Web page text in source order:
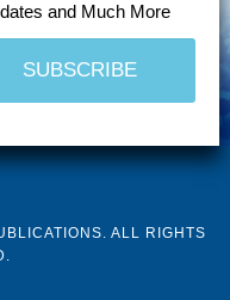
and Much More
ALL RIGHTS